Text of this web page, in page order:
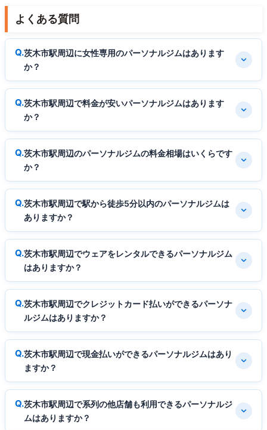
よくある質問
茨木市駅周辺に女性専用のパーソナルジムはあります
か？
茨木市駅周辺で料金が安いパーソナルジムはあります
か？
茨木市駅周辺のパーソナルジムの料金相場はいくらです
か？
茨木市駅周辺で駅から徒歩5分以内のパーソナルジムは
ありますか？
茨木市駅周辺でウェアをレンタルできるパーソナルジム
はありますか？
茨木市駅周辺でクレジットカード払いができるパーソナ
ルジムはありますか？
茨木市駅周辺で現金払いができるパーソナルジムはあり
ますか？
茨木市駅周辺で系列の他店舗も利用できるパーソナルジ
ムはありますか？